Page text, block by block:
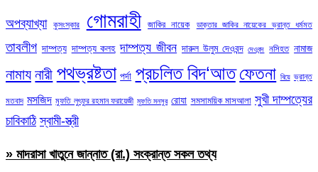
অপব্যাখ্যা কুসংস্কার গোমরাহী জাকির নায়েক ডাক্তার জাকির নায়েকের ভ্রান্ত ধর্মমত
তাবলীগ দাম্পত্য দাম্পত্য কলহ দাম্পত্য জীবন দারুল উলুম দেওবন্দ দেওবন্দ নসিহত নামাজ
নামায নারী পথভ্রষ্টতা পর্দা প্রচলিত বিদ‘আত ফেতনা বিয়ে ভ্রান্ত
মতবাদ মসজিদ মুফতি লুৎফুর রহমান ফরায়েজী মুফতি মনসুর রোযা সমসাময়িক মাসআলা সুখী দাম্পত্যের
চাবিকাঠি স্বামী-স্ত্রী
» মাদরাসা খাতুনে জান্নাত (রা.) সংক্রান্ত সকল তথ্য